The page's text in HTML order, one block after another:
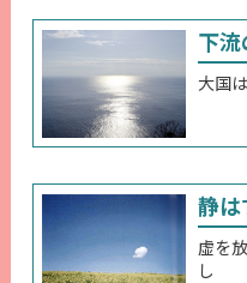
下流
大国
静は
虚を
し